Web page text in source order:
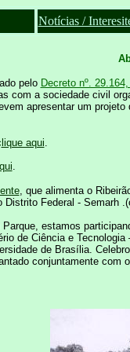
Notícias /
pelo Decreto nº.
com a sociedade civil
apresentar um
lique aqui.
.
, que alimenta o
Federal - Semarh
estamos
de Ciência e
de Brasília.
conjuntamente com